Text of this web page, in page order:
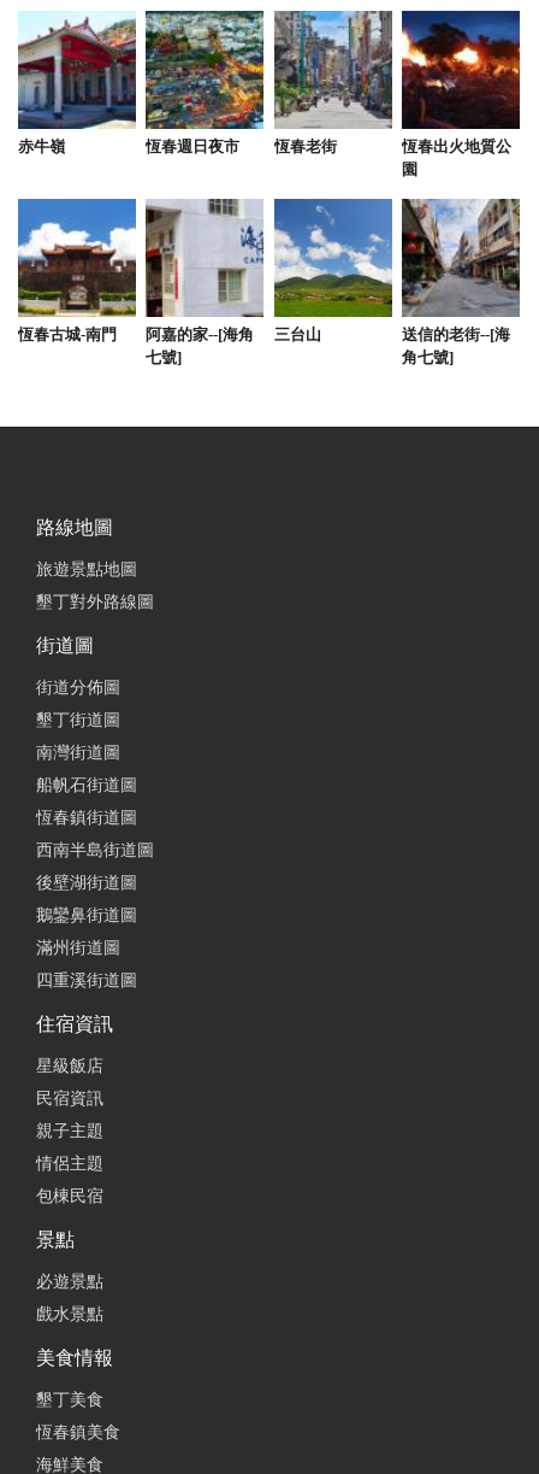
赤牛嶺 恆春週日夜市 恆春老街
恆春出火地質公
園
恆春古城-南門
阿嘉的家--[海角
七號]
三台山
送信的老街--[海
角七號]
路線地圖
旅遊景點地圖
墾丁對外路線圖
街道圖
街道分佈圖
墾丁街道圖
南灣街道圖
船帆石街道圖
恆春鎮街道圖
西南半島街道圖
後壁湖街道圖
鵝鑾鼻街道圖
滿州街道圖
四重溪街道圖
住宿資訊
星級飯店
民宿資訊
親子主題
情侶主題
包棟民宿
景點
必遊景點
戲水景點
美食情報
墾丁美食
恆春鎮美食
海鮮美食